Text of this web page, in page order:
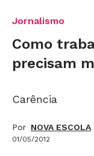
Jornalismo
Como
precisam
Carência
Por NOVA ESCOLA
01/05/2012